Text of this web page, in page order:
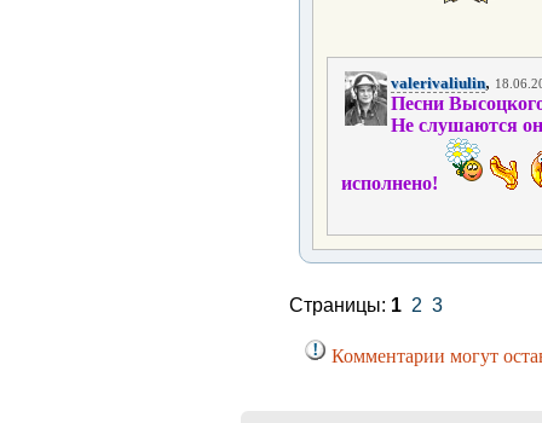
valerivaliulin,
Песни
Не слушаются
исполнено!
Страницы: 1 2 3
Комментарии могут